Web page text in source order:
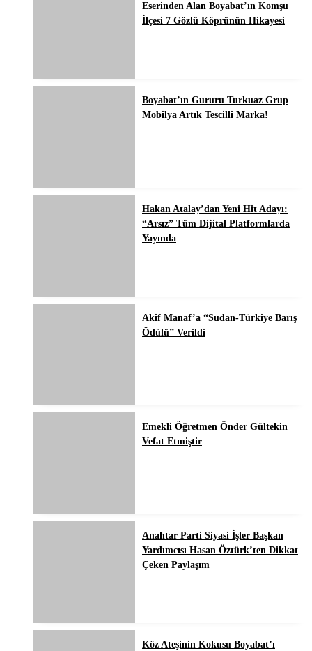
Eserinden Alan Boyabat’ın Komşu
İlçesi 7 Gözlü Köprünün Hikayesi
Boyabat’ın Gururu Turkuaz Grup
Mobilya Artık Tescilli Marka!
Hakan Atalay’dan Yeni Hit Adayı:
“Arsız” Tüm Dijital Platformlarda
Yayında
Akif Manaf’a “Sudan-Türkiye Barış
Ödülü” Verildi
Emekli Öğretmen Ônder Gültekin
Vefat Etmiştir
Anahtar Parti Siyasi İşler Başkan
Yardımcısı Hasan Öztürk’ten Dikkat
Çeken Paylaşım
Köz Ateşinin Kokusu Boyabat’ı